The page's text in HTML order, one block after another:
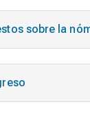
sobre la